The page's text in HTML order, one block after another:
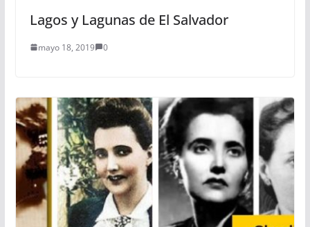
Lagos y Lagunas de El Salvador
mayo 18, 2019 0